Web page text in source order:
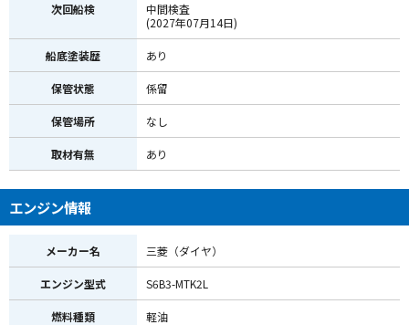
次回船検
中間検査
(2027年07月14日)
船底塗装歴 あり
保管状態 係留
保管場所 なし
取材有無 あり
エンジン情報
メーカー名 三菱（ダイヤ）
エンジン型式 S6B3-MTK2L
燃料種類 軽油